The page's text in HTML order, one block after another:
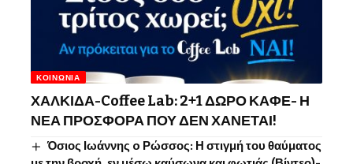
ΚΟΙΝΩΝΊΑ
ΧΑΛΚΙΔΑ-Coffee Lab: 2+1 ΔΩΡΟ ΚΑΦΕ- Η
ΝΕΑ ΠΡΟΣΦΟΡΑ ΠΟΥ ΔΕΝ ΧΑΝΕΤΑΙ!
Όσιος Ιωάννης o Ρώσσος: Η στιγμή του θαύματος